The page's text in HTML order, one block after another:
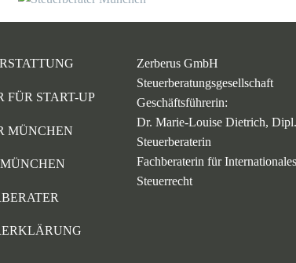
FÜR START-UP
MÜNCHEN
Zerberus GmbH
Steuerberatungsgesellschaft
Geschäftsführerin:
Dr. Marie-Louise Dietrich,
Steuerberaterin
Fachberaterin für Internationales
Steuerrecht